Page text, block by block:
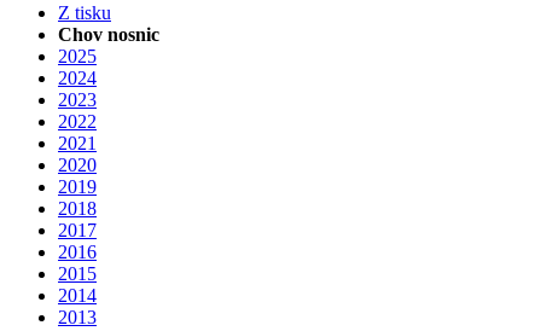
Z tisku
Chov nosnic
2025
2024
2023
2022
2021
2020
2019
2018
2017
2016
2015
2014
2013